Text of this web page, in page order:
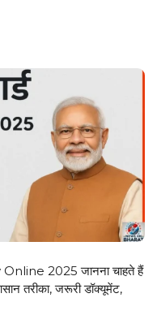
2025 जानना चाहते हैं
तरीका, जरूरी डॉक्यूमेंट,